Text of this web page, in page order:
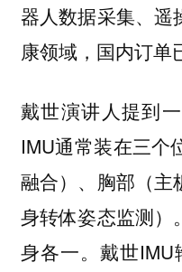
器人数据采集、遥
康领域，国内订单
戴世演讲人提到
IMU通常装在三个
融合）、胸部（主
身转体姿态监测）
身各一。戴世IMU